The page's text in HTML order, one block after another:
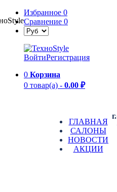
Избранное 0
Сравнение 0
ВойтиРегистрация
0 Корзина
0 товар(а) - 0.00 ₽
ГЛАВНАЯ
САЛОНЫ
НОВОСТИ
АКЦИИ